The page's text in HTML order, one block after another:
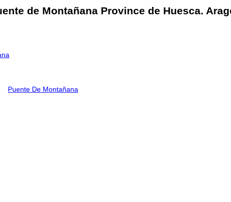
de Montañana Province de Huesca.
Puente De Montañana